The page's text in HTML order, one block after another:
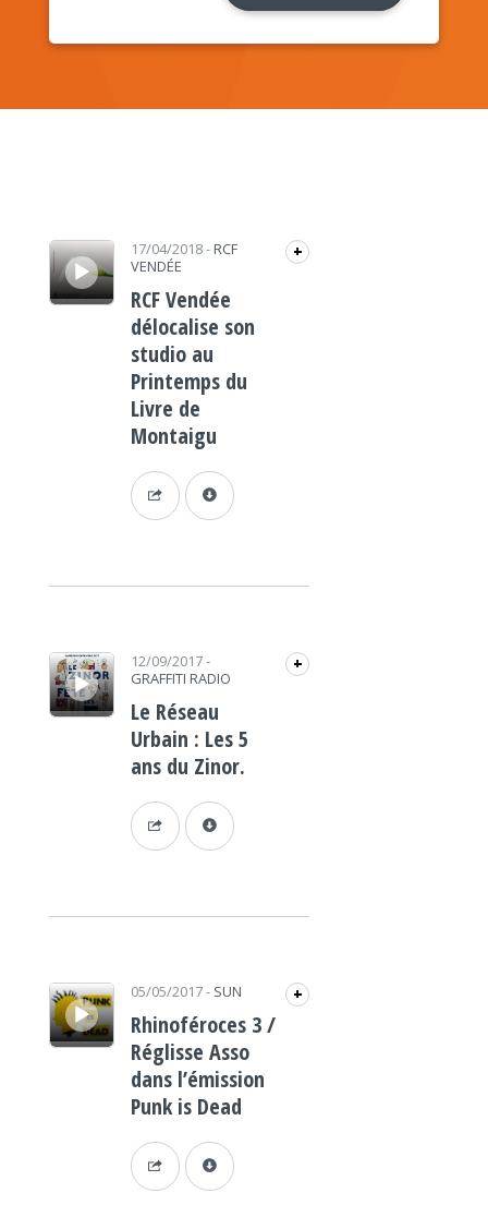
Lecteur audio 17/04/2018- RCF
VENDÉE
+
RCF Vendée
délocalise son
studio au
Printemps du
Livre de
Montaigu
Lecteur audio 12/09/2017-
GRAFFITI RADIO
+
Le Réseau
Urbain : Les 5
ans du Zinor.
Lecteur audio 05/05/2017- SUN +
Rhinoféroces 3 /
Réglisse Asso
dans l’émission
Punk is Dead